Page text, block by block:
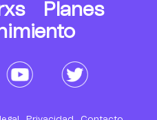
Planes